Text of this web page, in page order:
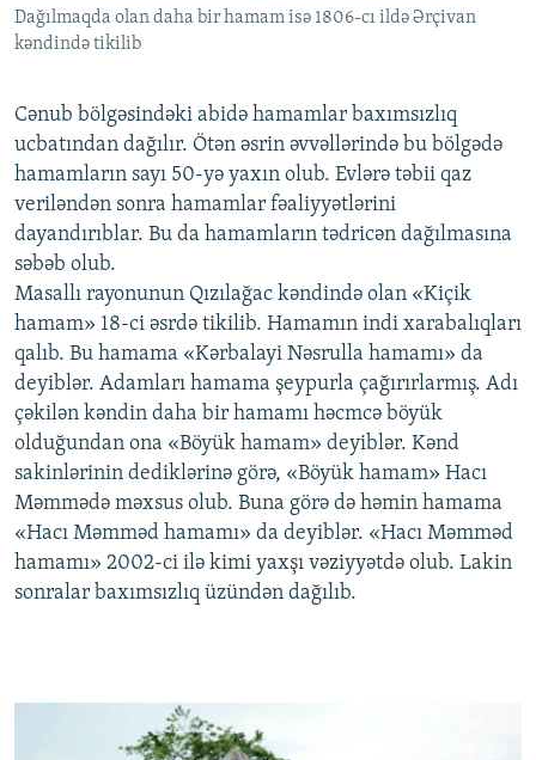
AZADLIQRADIOSU MOBIL TELEFONUNUZDA
XƏBƏR BÜLLETENLƏRIMIZ
RFE/RL-in bütün saytları
Dağılmaqda olan daha bir hamam isə 1806-cı ildə Ərçivan
kəndində tikilib
Cənub bölgəsindəki abidə hamamlar baxımsızlıq
ucbatından dağılır. Ötən əsrin əvvəllərində bu bölgədə
hamamların sayı 50-yə yaxın olub. Evlərə təbii qaz
veriləndən sonra hamamlar fəaliyyətlərini
dayandırıblar. Bu da hamamların tədricən dağılmasına
səbəb olub.
Masallı rayonunun Qızılağac kəndində olan «Kiçik
hamam» 18-ci əsrdə tikilib. Hamamın indi xarabalıqları
qalıb. Bu hamama «Kərbalayi Nəsrulla hamamı» da
deyiblər. Adamları hamama şeypurla çağırırlarmış. Adı
çəkilən kəndin daha bir hamamı həcmcə böyük
olduğundan ona «Böyük hamam» deyiblər. Kənd
sakinlərinin dediklərinə görə, «Böyük hamam» Hacı
Məmmədə məxsus olub. Buna görə də həmin hamama
«Hacı Məmməd hamamı» da deyiblər. «Hacı Məmməd
hamamı» 2002-ci ilə kimi yaxşı vəziyyətdə olub. Lakin
sonralar baxımsızlıq üzündən dağılıb.